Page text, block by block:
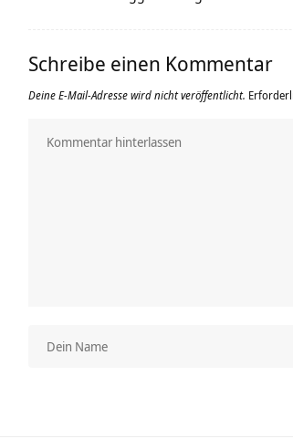
Schreibe einen Kommentar
Deine E-Mail-Adresse wird nicht veröffentlicht.